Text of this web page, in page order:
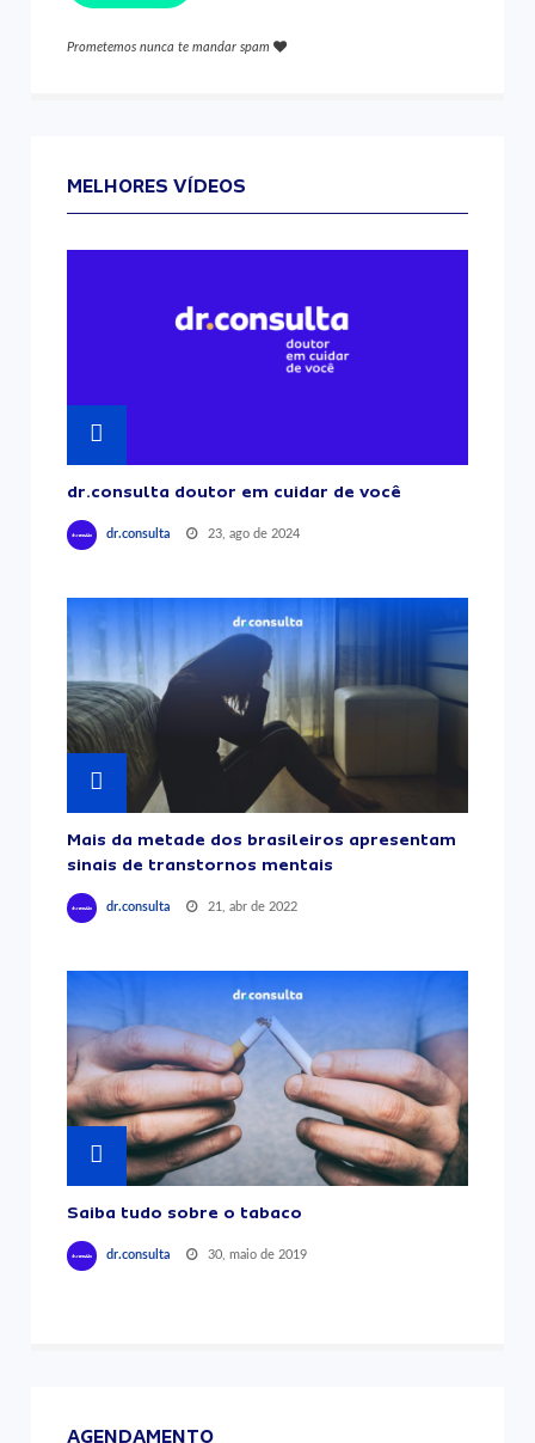
Prometemos nunca te mandar spam
MELHORES VÍDEOS
dr.consulta doutor em cuidar de você
dr.consulta 23, ago de 2024
Mais da metade dos brasileiros apresentam
sinais de transtornos mentais
dr.consulta 21, abr de 2022
Saiba tudo sobre o tabaco
dr.consulta 30, maio de 2019
AGENDAMENTO